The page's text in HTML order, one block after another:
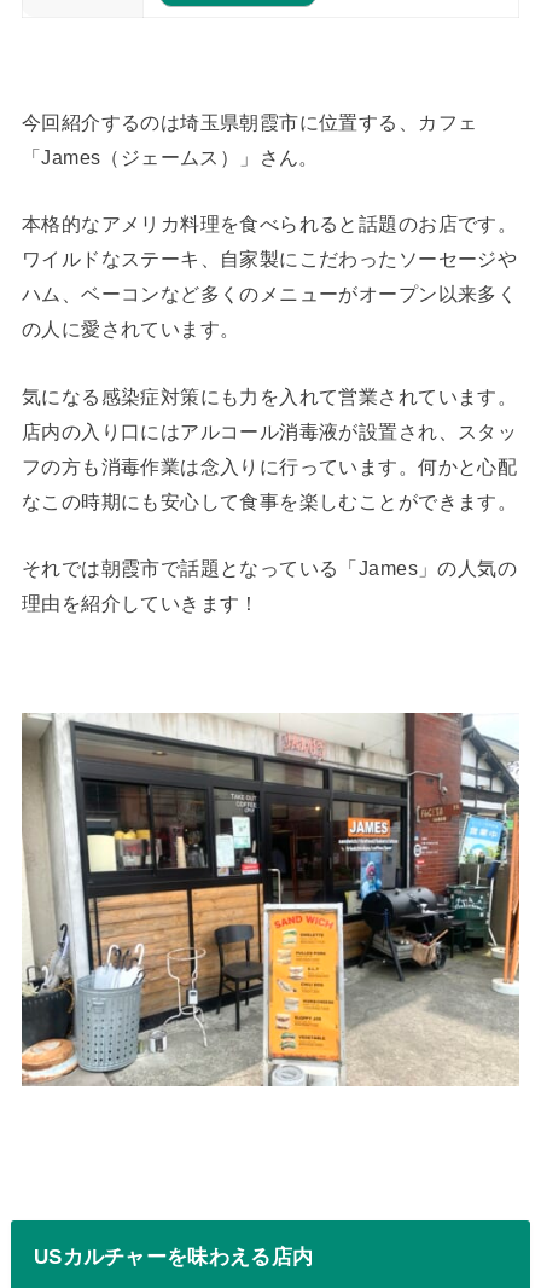
今回紹介するのは埼玉県朝霞市に位置する、カフェ
「James（ジェームス）」さん。
本格的なアメリカ料理を食べられると話題のお店です。
ワイルドなステーキ、自家製にこだわったソーセージや
ハム、ベーコンなど多くのメニューがオープン以来多く
の人に愛されています。
気になる感染症対策にも力を入れて営業されています。
店内の入り口にはアルコール消毒液が設置され、スタッ
フの方も消毒作業は念入りに行っています。何かと心配
なこの時期にも安心して食事を楽しむことができます。
それでは朝霞市で話題となっている「James」の人気の
理由を紹介していきます！
USカルチャーを味わえる店内